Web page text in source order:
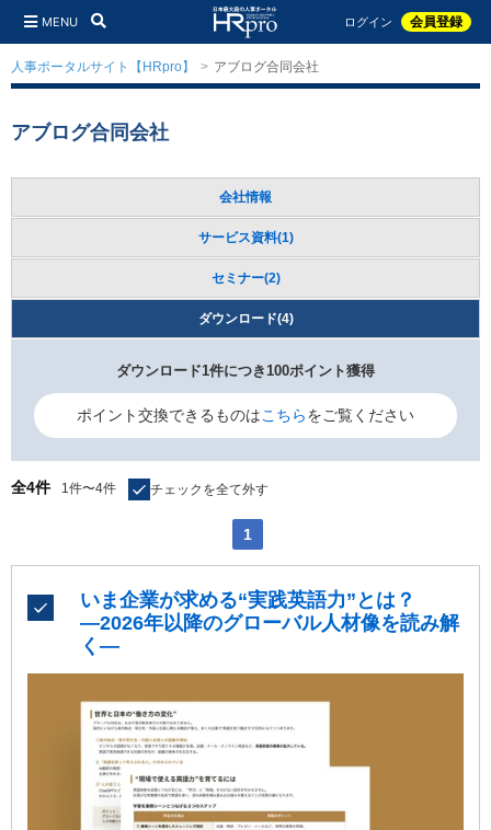
MENU ログイン 会員登録
人事ポータルサイト【HRpro】 アブログ合同会社
アブログ合同会社
会社情報
サービス資料(1)
セミナー(2)
ダウンロード(4)
ダウンロード1件につき100ポイント獲得
ポイント交換できるものはこちらをご覧ください
全4件 1件〜4件 チェックを全て外す
1
いま企業が求める“実践英語力”とは？
―2026年以降のグローバル人材像を読み解
く―